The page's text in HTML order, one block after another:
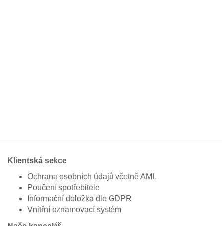
Klientská sekce
Ochrana osobních údajů včetně AML
Poučení spotřebitele
Informační doložka dle GDPR
Vnitřní oznamovací systém